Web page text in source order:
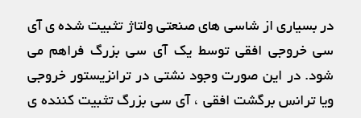
در بسیاری از شاسی های صنعتی ولتاژ تثبیت شده ی آی
سی خروجی افقی توسط یک آی سی بزرگ فراهم می
شود. در این صورت وجود نشتی در ترانزیستور خروجی
ویا ترانس برگشت افقی ، آی سی بزرگ تثبیت کننده ی